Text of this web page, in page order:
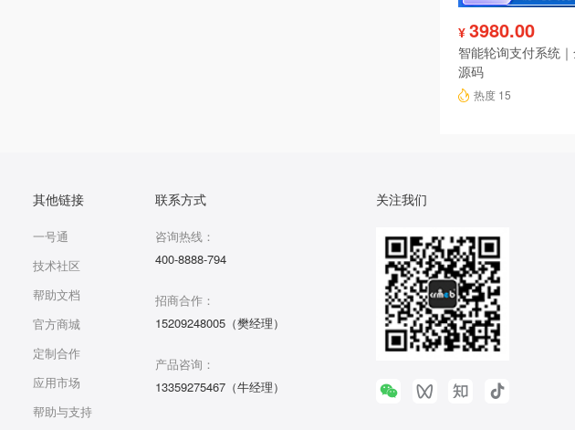
¥ 3980.00
智能轮询支付系统
源码
热度 15
其他链接
一号通
技术社区
帮助文档
官方商城
定制合作
应用市场
帮助与支持
联系方式
咨询热线：
400-8888-794
招商合作：
15209248005（樊经理）
产品咨询：
13359275467（牛经理）
关注我们